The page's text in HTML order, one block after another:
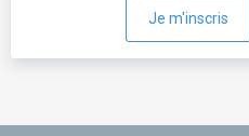
Je m'inscris